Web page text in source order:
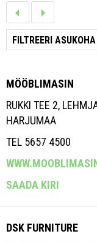
MÖÖBLIMASIN
RUKKI TEE 2,
HARJUMAA
TEL 5657 4500
SAADA KIRI
DSK FURNITURE